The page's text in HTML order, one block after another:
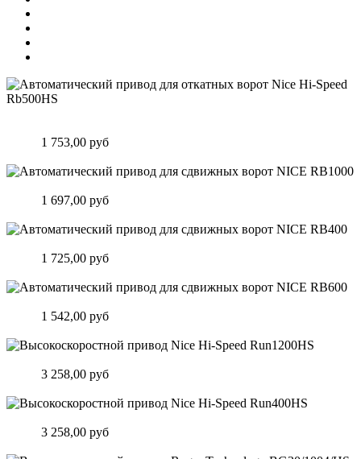
1 753,00 руб
1 697,00 руб
1 725,00 руб
1 542,00 руб
3 258,00 руб
3 258,00 руб